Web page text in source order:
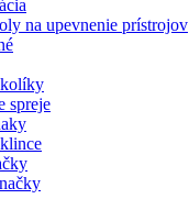
na upevnenie prístrojov
spreje